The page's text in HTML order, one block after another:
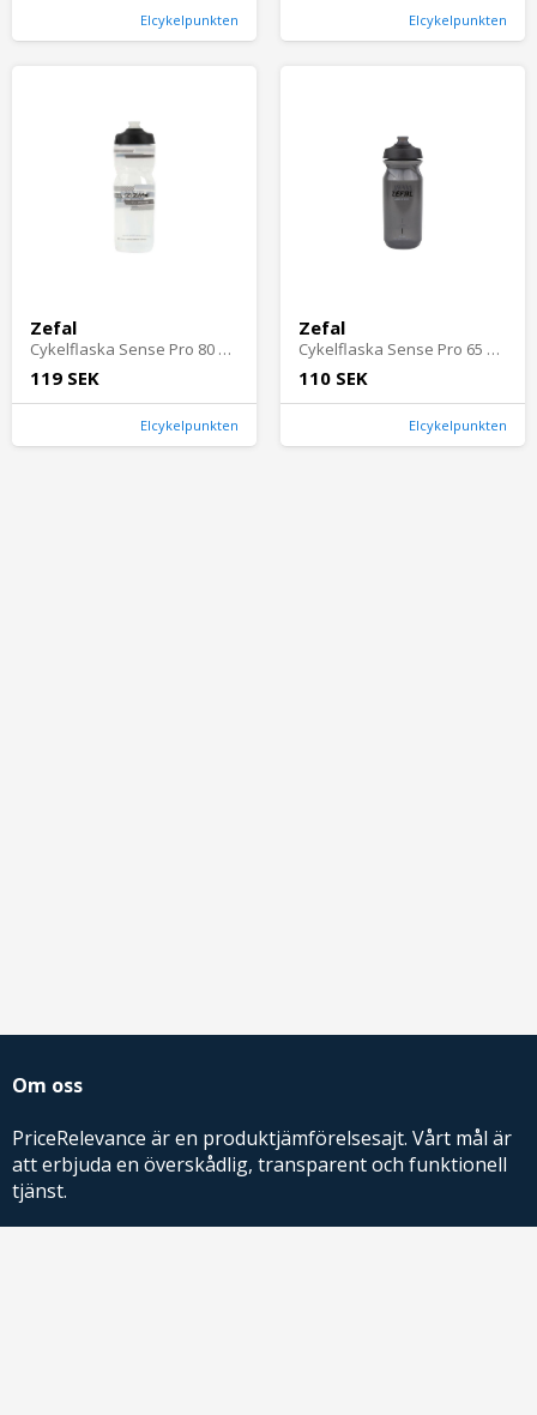
Elcykelpunkten Elcykelpunkten
Zefal
Cykelflaska Sense Pro 80 800 ml Cykeltillbehör - Cykelflaskor & Flaskställ - CykelflaskorCykeltillbehör Cykelflaskor & Flaskställ Cykelflaskor
119 SEK
Elcykelpunkten
Zefal
Cykelflaska Sense Pro 65 650 ml Cykeltillbehör - Cykelflaskor & Flaskställ - CykelflaskorCykeltillbehör Cykelflaskor & Flaskställ Cykelflaskor
110 SEK
Elcykelpunkten
Om oss
PriceRelevance är en produktjämförelsesajt. Vårt mål är
att erbjuda en överskådlig, transparent och funktionell
tjänst.
PriceRelevance ägs och drivs av AdRelevance Sverige AB.